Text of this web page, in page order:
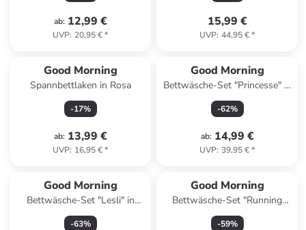
ab: 12,99 €
UVP: 20,95 €*
15,99 €
UVP: 44,95 €*
Good Morning
Spannbettlaken in Rosa
-17%
ab: 13,99 €
UVP: 16,95 €*
Good Morning
Bettwäsche-Set "Princesse" in
Petrol
-62%
ab: 14,99 €
UVP: 39,95 €*
Good Morning
Bettwäsche-Set "Lesli" in
Grün
-63%
Good Morning
Bettwäsche-Set "Running
horse" in Grün/ Braun
-59%